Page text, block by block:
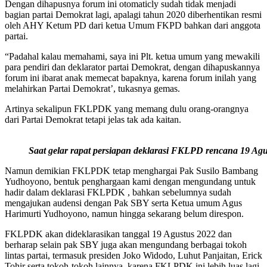
Dengan dihapusnya forum ini otomaticly sudah tidak menjadi
bagian partai Demokrat lagi, apalagi tahun 2020 diberhentikan resmi
oleh AHY Ketum PD dari ketua Umum FKPD bahkan dari anggota
partai.
“Padahal kalau memahami, saya ini Plt. ketua umum yang mewakili
para pendiri dan deklarator partai Demokrat, dengan dihapuskannya
forum ini ibarat anak memecat bapaknya, karena forum inilah yang
melahirkan Partai Demokrat’, tukasnya gemas.
Artinya sekalipun FKLPDK yang memang dulu orang-orangnya
dari Partai Demokrat tetapi jelas tak ada kaitan.
Saat gelar rapat persiapan deklarasi FKLPD rencana 19
Namun demikian FKLPDK tetap menghargai Pak Susilo Bambang
Yudhoyono, bentuk penghargaan kami dengan mengundang untuk
hadir dalam deklarasi FKLPDK , bahkan sebelumnya sudah
mengajukan audensi dengan Pak SBY serta Ketua umum Agus
Harimurti Yudhoyono, namun hingga sekarang belum direspon.
FKLPDK akan dideklarasikan tanggal 19 Agustus 2022 dan
berharap selain pak SBY juga akan mengundang berbagai tokoh
lintas partai, termasuk presiden Joko Widodo, Luhut Panjaitan, Erick